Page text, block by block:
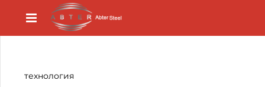
технология